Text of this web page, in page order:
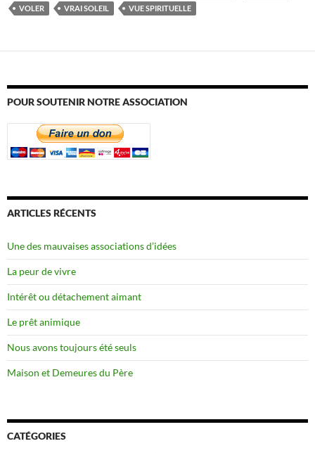
VOLER
VRAI SOLEIL VUE SPIRITUELLE
POUR SOUTENIR NOTRE ASSOCIATION
ARTICLES RÉCENTS
Une des mauvaises associations d’idées
La peur de vivre
Intérêt ou détachement aimant
Le prêt animique
Nous avons toujours été seuls
Maison et Demeures du Père
CATÉGORIES